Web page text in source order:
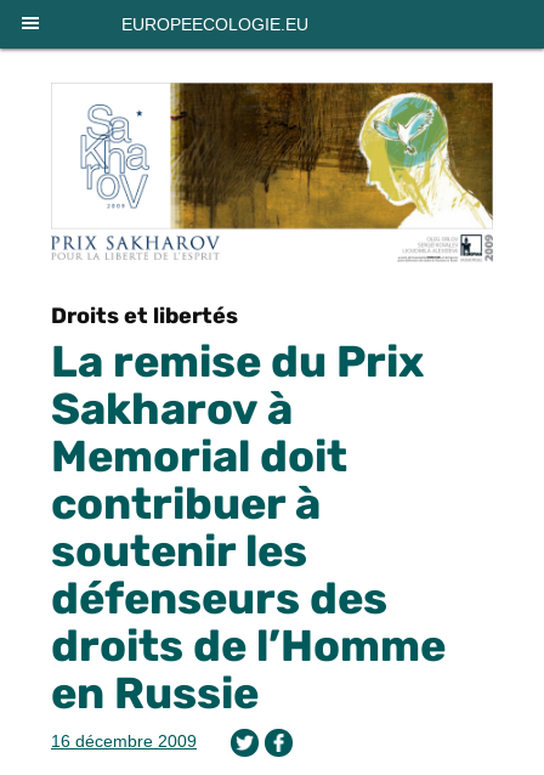
EUROPEECOLOGIE.EU
Droits et libertés
La remise du Prix
Sakharov à
Memorial doit
contribuer à
soutenir les
défenseurs des
droits de l’Homme
en Russie
16 décembre 2009